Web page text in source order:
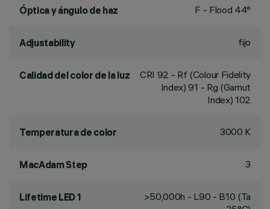
Óptica y ángulo de haz F - Flood 44°
Adjustability fijo
Calidad del color de la luz CRI 92 - Rf (Colour Fidelity
Index) 91 - Rg (Gamut
Index) 102
Temperatura de color 3000 K
MacAdam Step 3
Lifetime LED 1
>50,000h - L90 - B10 (Ta